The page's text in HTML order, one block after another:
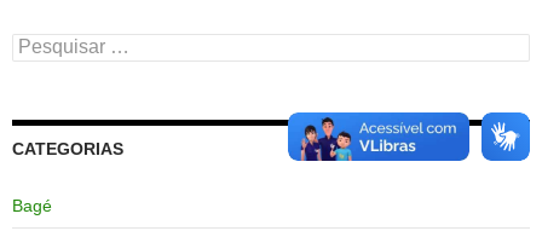
Pesquisar
por:
CATEGORIAS
Bagé